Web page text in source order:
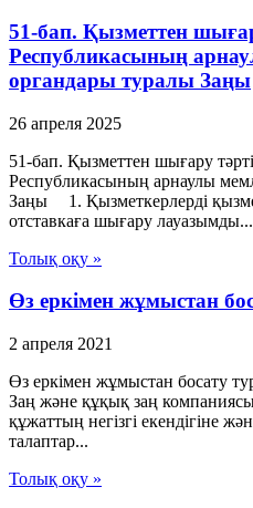
51-бап. Қызметтен
Республикасының
органдары туралы Заңы
26 апреля 2025
51-бап. Қызметтен шығару
Республикасының арнаулы
Заңы 1. Қызметкерлерді
отставкаға шығару лауазымды...
Толық оқу »
Өз еркімен жұмыстан
2 апреля 2021
Өз еркімен жұмыстан босату
Заң және құқық заң
құжаттың негізгі екендігіне
талаптар...
Толық оқу »